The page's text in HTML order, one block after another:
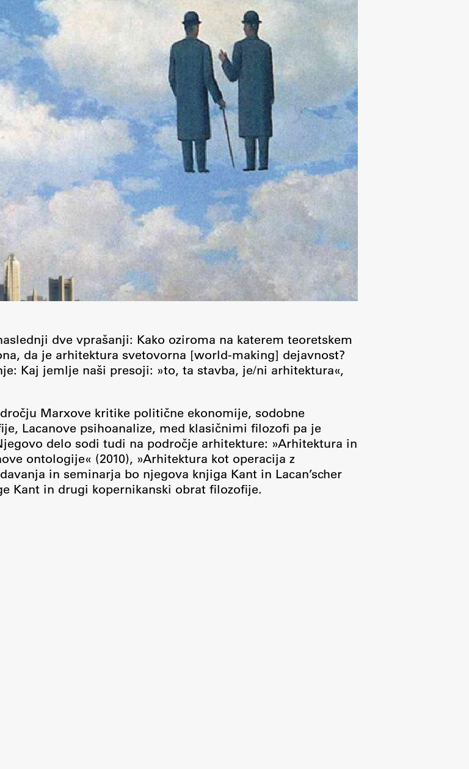
Research
Achievements
dve vprašanji: Kako oziroma na katerem teoretskem
da je arhitektura svetovorna [world-making] dejavnost?
Kaj jemlje naši presoji: »to, ta stavba, je/ni arhitektura«,
Marxove kritike politične ekonomije, sodobne
Lacanove psihoanalize, med klasičnimi filozofi pa je
delo sodi tudi na področje arhitekture: »Arhitektura in
ontologije« (2010), »Arhitektura kot operacija z
in seminarja bo njegova knjiga Kant in Lacan’scher
Kant in drugi kopernikanski obrat filozofije.